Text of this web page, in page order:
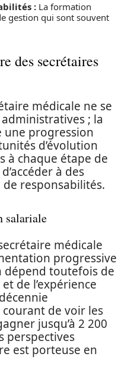
: La formation
gestion qui sont souvent
des secrétaires
médicale ne se
; la
progression
d’évolution
à chaque étape de
à des
responsabilités.
salariale
médicale
progressive
dépend toutefois de
de l’expérience
courant de voir les
jusqu’à 2 200
perspectives
est porteuse en